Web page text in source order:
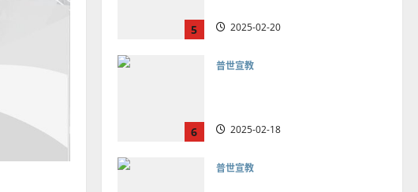
5 2025-02-20
6
普世宣教
2025-02-18
普世宣教